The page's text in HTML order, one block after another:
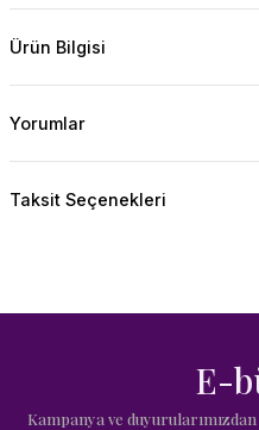
Ürün Bilgisi
Yorumlar
Taksit Seçenekleri
E-
Kampanya ve